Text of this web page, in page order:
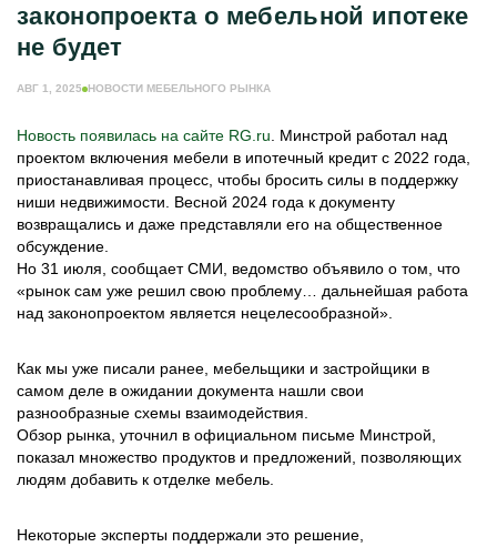
законопроекта о мебельной ипотеке
не будет
АВГ 1, 2025 НОВОСТИ МЕБЕЛЬНОГО РЫНКА
Новость появилась на сайте RG.ru . Минстрой работал над
проектом включения мебели в ипотечный кредит с 2022 года,
приостанавливая процесс, чтобы бросить силы в поддержку
ниши недвижимости. Весной 2024 года к документу
возвращались и даже представляли его на общественное
обсуждение.
Но 31 июля, сообщает СМИ, ведомство объявило о том, что
«рынок сам уже решил свою проблему… дальнейшая работа
над законопроектом является нецелесообразной».
Как мы уже писали ранее, мебельщики и застройщики в
самом деле в ожидании документа нашли свои
разнообразные схемы взаимодействия.
Обзор рынка, уточнил в официальном письме Минстрой,
показал множество продуктов и предложений, позволяющих
людям добавить к отделке мебель.
Некоторые эксперты поддержали это решение,